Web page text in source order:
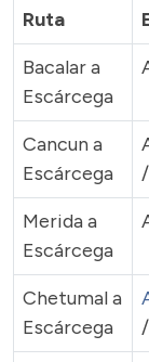
Ruta
Bacalar a
Escárcega
Cancun a
Escárcega
Merida a
Escárcega
Chetumal a
Escárcega
/